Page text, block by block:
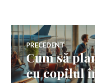
Navigare
în
PRECEDENT
Articolul
anterior:
Cum să
cu copilul